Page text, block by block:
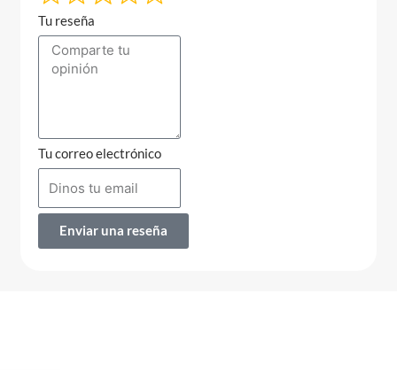
Tu reseña
Tu correo electrónico
Enviar una reseña